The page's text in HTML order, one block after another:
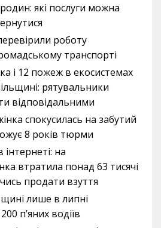
родин: які послуги можна
роботу
транспорті
і 12 пожеж в екосистемах
рятувальники
відповідальними
спокусилась на забутий
8 років тюрми
на
втратила понад 63 тисячі
продати взуття
лише в липні
п’яних водіїв